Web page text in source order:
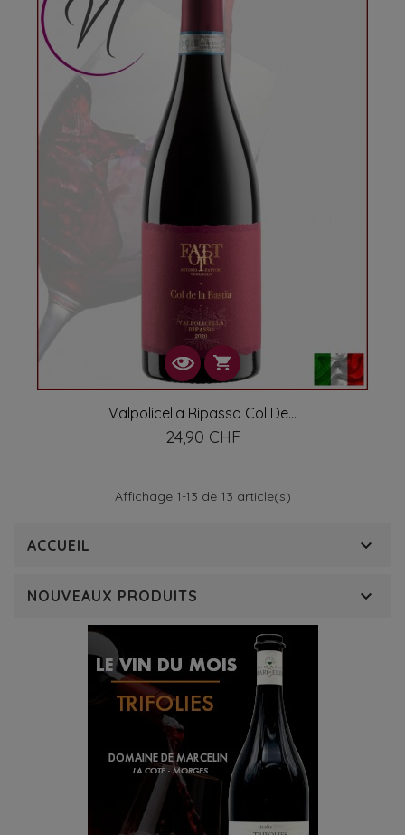
Valpolicella Ripasso Col De...
Prix
24,90 CHF
Affichage 1-13 de 13 article(s)
ACCUEIL 
NOUVEAUX PRODUITS 